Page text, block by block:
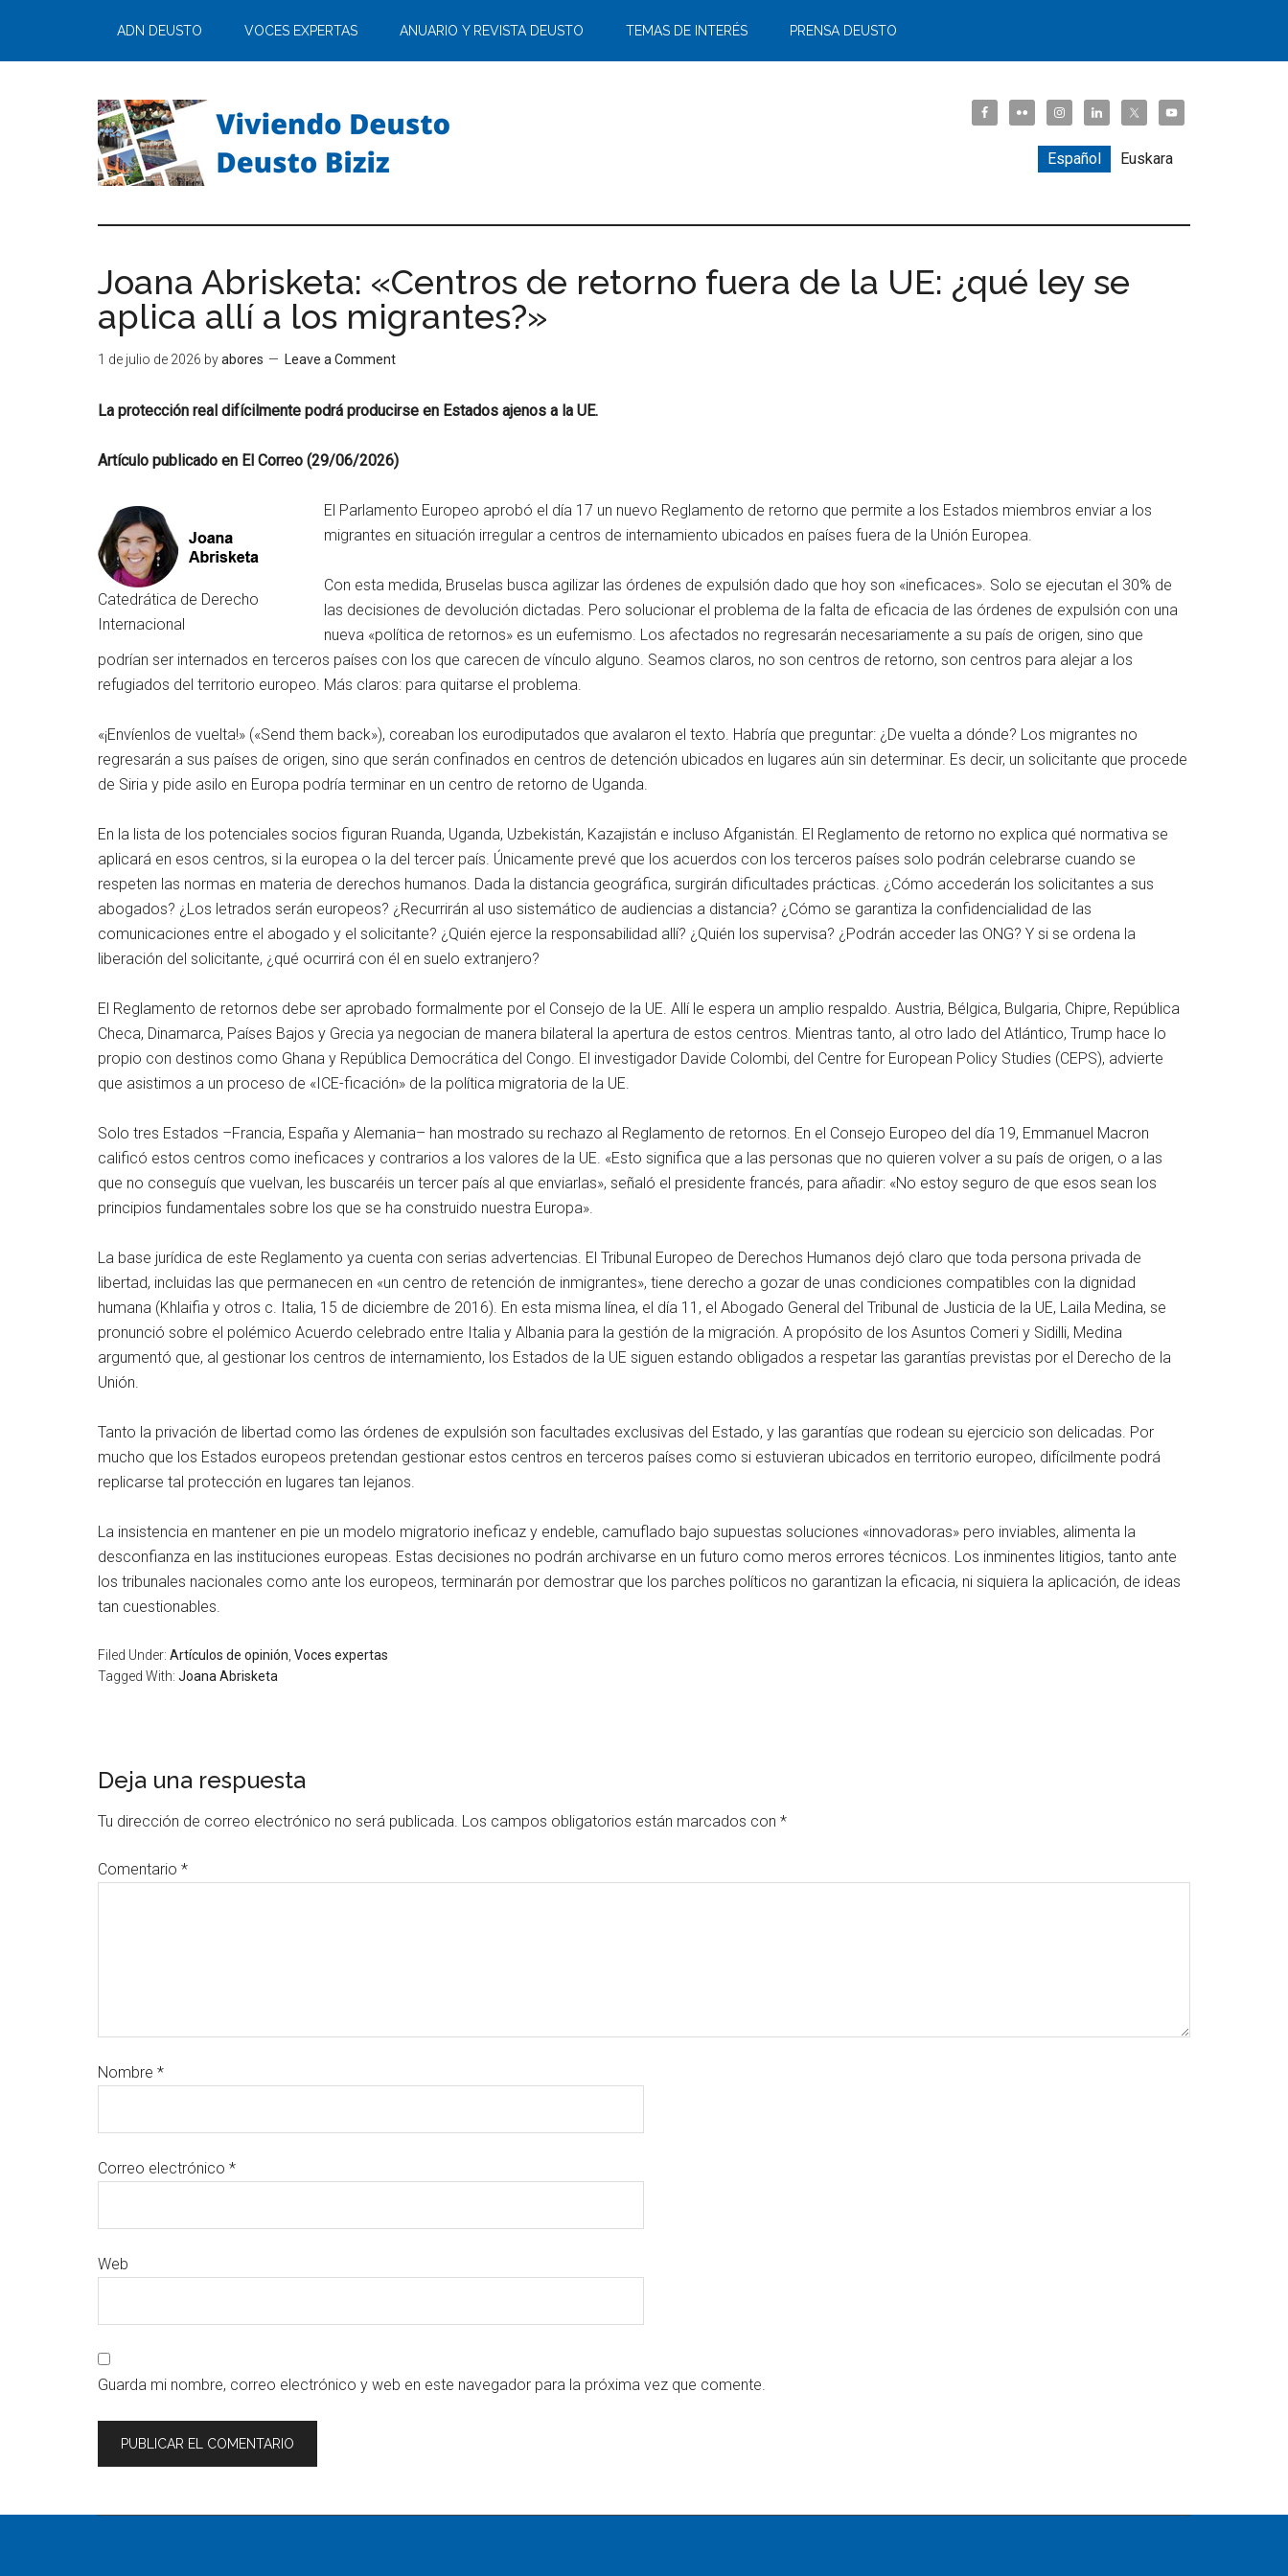
ADN DEUSTO VOCES EXPERTAS ANUARIO Y REVISTA DEUSTO TEMAS DE INTERÉS PRENSA DEUSTO
Español Euskara
Joana Abrisketa: «Centros de retorno fuera de la UE: ¿qué ley se
aplica allí a los migrantes?»
1 de julio de 2026 byabores Leave a Comment
La protección real difícilmente podrá producirse en Estados ajenos a la UE.
Artículo publicado en El Correo (29/06/2026)
Catedrática de Derecho
Internacional
El Parlamento Europeo aprobó el día 17 un nuevo Reglamento de retorno que permite a los Estados miembros enviar a los
migrantes en situación irregular a centros de internamiento ubicados en países fuera de la Unión Europea.
Con esta medida, Bruselas busca agilizar las órdenes de expulsión dado que hoy son «ineficaces». Solo se ejecutan el 30% de
las decisiones de devolución dictadas. Pero solucionar el problema de la falta de eficacia de las órdenes de expulsión con una
nueva «política de retornos» es un eufemismo. Los afectados no regresarán necesariamente a su país de origen, sino que
podrían ser internados en terceros países con los que carecen de vínculo alguno. Seamos claros, no son centros de retorno, son centros para alejar a los
refugiados del territorio europeo. Más claros: para quitarse el problema.
«¡Envíenlos de vuelta!» («Send them back»), coreaban los eurodiputados que avalaron el texto. Habría que preguntar: ¿De vuelta a dónde? Los migrantes no
regresarán a sus países de origen, sino que serán confinados en centros de detención ubicados en lugares aún sin determinar. Es decir, un solicitante que procede
de Siria y pide asilo en Europa podría terminar en un centro de retorno de Uganda.
En la lista de los potenciales socios figuran Ruanda, Uganda, Uzbekistán, Kazajistán e incluso Afganistán. El Reglamento de retorno no explica qué normativa se
aplicará en esos centros, si la europea o la del tercer país. Únicamente prevé que los acuerdos con los terceros países solo podrán celebrarse cuando se
respeten las normas en materia de derechos humanos. Dada la distancia geográfica, surgirán dificultades prácticas. ¿Cómo accederán los solicitantes a sus
abogados? ¿Los letrados serán europeos? ¿Recurrirán al uso sistemático de audiencias a distancia? ¿Cómo se garantiza la confidencialidad de las
comunicaciones entre el abogado y el solicitante? ¿Quién ejerce la responsabilidad allí? ¿Quién los supervisa? ¿Podrán acceder las ONG? Y si se ordena la
liberación del solicitante, ¿qué ocurrirá con él en suelo extranjero?
El Reglamento de retornos debe ser aprobado formalmente por el Consejo de la UE. Allí le espera un amplio respaldo. Austria, Bélgica, Bulgaria, Chipre, República
Checa, Dinamarca, Países Bajos y Grecia ya negocian de manera bilateral la apertura de estos centros. Mientras tanto, al otro lado del Atlántico, Trump hace lo
propio con destinos como Ghana y República Democrática del Congo. El investigador Davide Colombi, del Centre for European Policy Studies (CEPS), advierte
que asistimos a un proceso de «ICE-ficación» de la política migratoria de la UE.
Solo tres Estados –Francia, España y Alemania– han mostrado su rechazo al Reglamento de retornos. En el Consejo Europeo del día 19, Emmanuel Macron
calificó estos centros como ineficaces y contrarios a los valores de la UE. «Esto significa que a las personas que no quieren volver a su país de origen, o a las
que no conseguís que vuelvan, les buscaréis un tercer país al que enviarlas», señaló el presidente francés, para añadir: «No estoy seguro de que esos sean los
principios fundamentales sobre los que se ha construido nuestra Europa».
La base jurídica de este Reglamento ya cuenta con serias advertencias. El Tribunal Europeo de Derechos Humanos dejó claro que toda persona privada de
libertad, incluidas las que permanecen en «un centro de retención de inmigrantes», tiene derecho a gozar de unas condiciones compatibles con la dignidad
humana (Khlaifia y otros c. Italia, 15 de diciembre de 2016). En esta misma línea, el día 11, el Abogado General del Tribunal de Justicia de la UE, Laila Medina, se
pronunció sobre el polémico Acuerdo celebrado entre Italia y Albania para la gestión de la migración. A propósito de los Asuntos Comeri y Sidilli, Medina
argumentó que, al gestionar los centros de internamiento, los Estados de la UE siguen estando obligados a respetar las garantías previstas por el Derecho de la
Unión.
Tanto la privación de libertad como las órdenes de expulsión son facultades exclusivas del Estado, y las garantías que rodean su ejercicio son delicadas. Por
mucho que los Estados europeos pretendan gestionar estos centros en terceros países como si estuvieran ubicados en territorio europeo, difícilmente podrá
replicarse tal protección en lugares tan lejanos.
La insistencia en mantener en pie un modelo migratorio ineficaz y endeble, camuflado bajo supuestas soluciones «innovadoras» pero inviables, alimenta la
desconfianza en las instituciones europeas. Estas decisiones no podrán archivarse en un futuro como meros errores técnicos. Los inminentes litigios, tanto ante
los tribunales nacionales como ante los europeos, terminarán por demostrar que los parches políticos no garantizan la eficacia, ni siquiera la aplicación, de ideas
tan cuestionables.
Filed Under: Artículos de opinión Voces expertas
Tagged With: Joana Abrisketa
Deja una respuesta
Tu dirección de correo electrónico no será publicada. Los campos obligatorios están marcados con *
Comentario *
Nombre *
Correo electrónico *
Web
Guarda mi nombre, correo electrónico y web en este navegador para la próxima vez que comente.